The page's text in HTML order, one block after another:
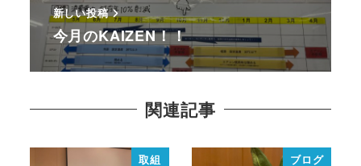
新しい投稿
今月のKAIZEN！！
関連記事
取組 ブログ